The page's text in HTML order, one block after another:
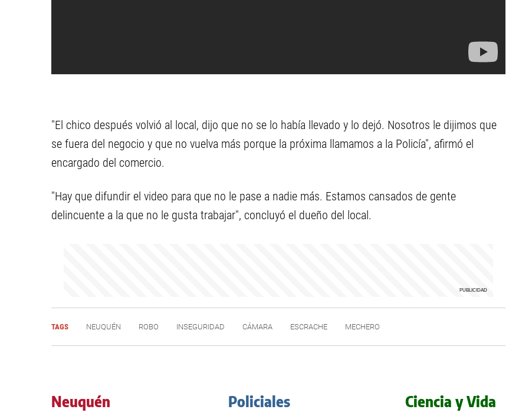
"El chico después volvió al local, dijo que no se lo había llevado y lo dejó. Nosotros le dijimos que
se fuera del negocio y que no vuelva más porque la próxima llamamos a la Policía", afirmó el
encargado del comercio.
"Hay que difundir el video para que no le pase a nadie más. Estamos cansados de gente
delincuente a la que no le gusta trabajar", concluyó el dueño del local.
TAGS NEUQUÉN ROBO INSEGURIDAD CÁMARA ESCRACHE MECHERO
Neuquén Policiales Ciencia y Vida